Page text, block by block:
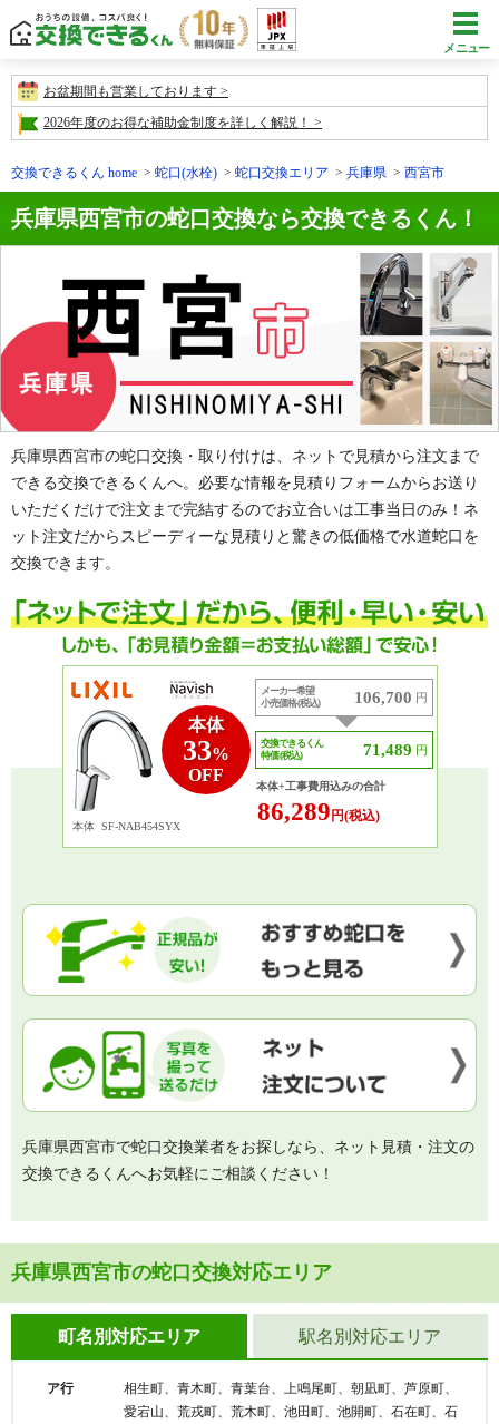
メニュー
お盆期間も営業しております
2026年度のお得な補助金制度を詳しく解説！
交換できるくん home 蛇口(水栓) 蛇口交換エリア 兵庫県 西宮市
兵庫県西宮市の蛇口交換なら交換できるくん！
兵庫県西宮市の蛇口交換・取り付けは、ネットで見積から注文まで
できる交換できるくんへ。必要な情報を見積りフォームからお送り
いただくだけで注文まで完結するのでお立合いは工事当日のみ！ネ
ット注文だからスピーディーな見積りと驚きの低価格で水道蛇口を
交換できます。
本体
33%
OFF
本体 SF-NAB454SYX
メーカー希望
小売価格 (税込)
106,700 円
交換できるくん
特価 (税込)
71,489 円
本体+工事費用込みの合計
86,289円(税込)
兵庫県西宮市で蛇口交換業者をお探しなら、ネット見積・注文の
交換できるくんへお気軽にご相談ください！
兵庫県西宮市の蛇口交換対応エリア
町名別対応エリア
ア行
相生町、青木町、青葉台、上鳴尾町、朝凪町、芦原町、
愛宕山、荒戎町、荒木町、池田町、池開町、石在町、石
駅名別対応エリア